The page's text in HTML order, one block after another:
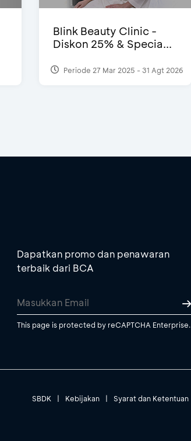
Blink Beauty Clinic -
Diskon 25% & Specia...
Periode 27 Mar 2025 - 31 Agt 2026
Dapatkan promo dan penawaran
terbaik dari BCA
This page is protected by reCAPTCHA Enterprise.
SBDK | Kebijakan | Syarat dan Ketentuan